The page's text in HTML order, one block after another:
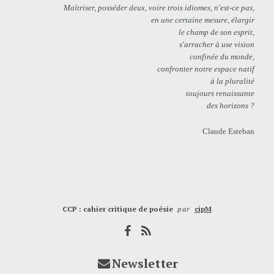
Maïtriser, posséder deux, voire trois idiomes, n'est-ce pas,
en une certaine mesure, élargir
le champ de son esprit,
s'arracher à use vision
confinée du monde,
confronter notre espace natif
à la pluralité
toujours renaissante
des horizons ?
Claude Esteban
CCP : cahier critique de poésie par cipM
Newsletter